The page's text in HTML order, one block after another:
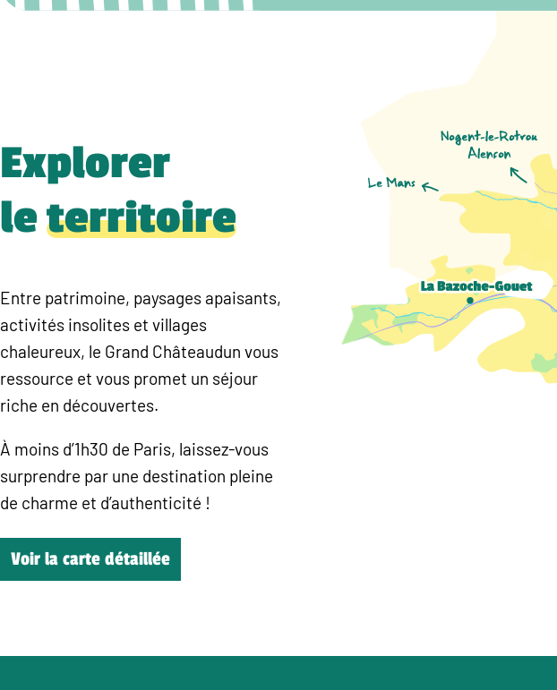
Explorer
leterritoire
Entre patrimoine, paysages apaisants,
activités insolites et villages
chaleureux, le Grand Châteaudun vous
ressource et vous promet un séjour
riche en découvertes.
À moins d’1h30 de Paris, laissez-vous
surprendre par une destination pleine
de charme et d’authenticité !
Voir la carte détaillée